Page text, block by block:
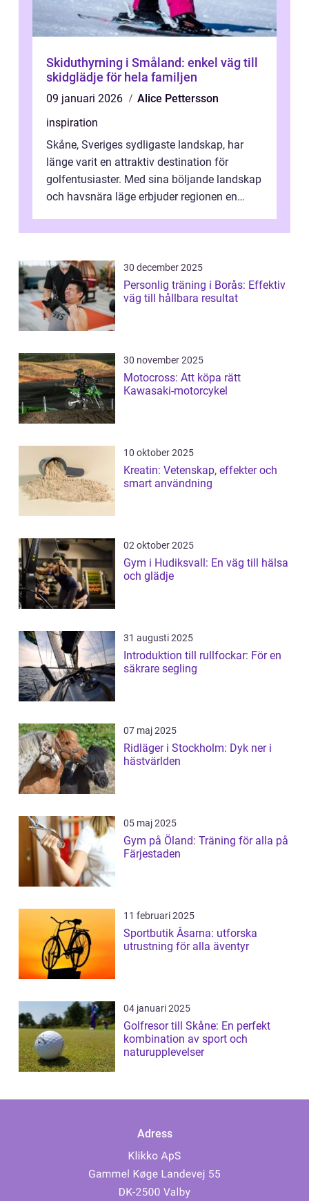
Skiduthyrning i Småland: enkel väg till
skidglädje för hela familjen
09 januari 2026
Alice Pettersson
inspiration
Skåne, Sveriges sydligaste landskap, har
länge varit en attraktiv destination för
golfentusiaster. Med sina böljande landskap
och havsnära läge erbjuder regionen en
30 december 2025
Personlig träning i Borås: Effektiv
väg till hållbara resultat
30 november 2025
Motocross: Att köpa rätt
Kawasaki-motorcykel
10 oktober 2025
Kreatin: Vetenskap, effekter och
smart användning
02 oktober 2025
Gym i Hudiksvall: En väg till hälsa
och glädje
31 augusti 2025
Introduktion till rullfockar: För en
säkrare segling
07 maj 2025
Ridläger i Stockholm: Dyk ner i
hästvärlden
05 maj 2025
Gym på Öland: Träning för alla på
Färjestaden
11 februari 2025
Sportbutik Åsarna: utforska
utrustning för alla äventyr
04 januari 2025
Golfresor till Skåne: En perfekt
kombination av sport och
naturupplevelser
Adress